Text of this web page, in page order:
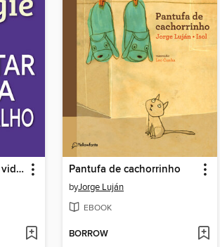
Como desfrutar a sua vida e o seu trabalho Pantufa de cachorrinho
byJorge Luján
EBOOK
BORROW